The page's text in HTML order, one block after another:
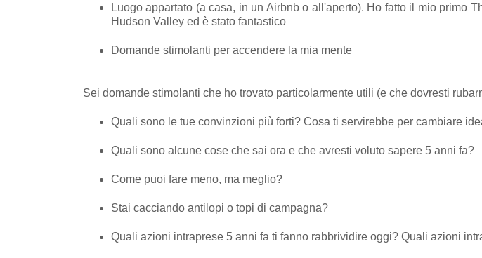
Luogo appartato (a casa, in un Airbnb o all'aperto). Ho fatto il mio primo
Hudson Valley ed è stato fantastico
Domande stimolanti per accendere la mia mente
Sei domande stimolanti che ho trovato particolarmente utili (e che dovresti
Quali sono le tue convinzioni più forti? Cosa ti servirebbe per cambiare
Quali sono alcune cose che sai ora e che avresti voluto sapere 5 anni fa?
Come puoi fare meno, ma meglio?
Stai cacciando antilopi o topi di campagna?
Quali azioni intraprese 5 anni fa ti fanno rabbrividire oggi? Quali azioni